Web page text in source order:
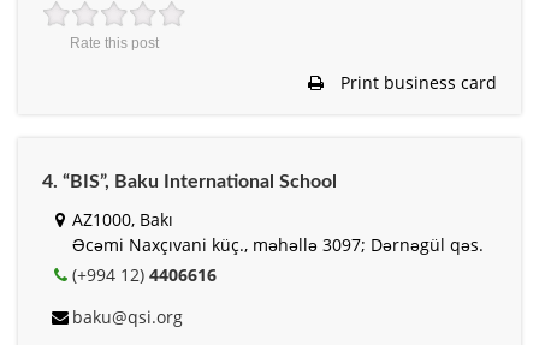
Rate this post
Print business card
4. “BIS”, Baku International School
AZ1000, Bakı
Əcəmi Naxçıvani küç., məhəllə 3097; Dərnəgül qəs.
(+994 12) 4406616
baku@qsi.org